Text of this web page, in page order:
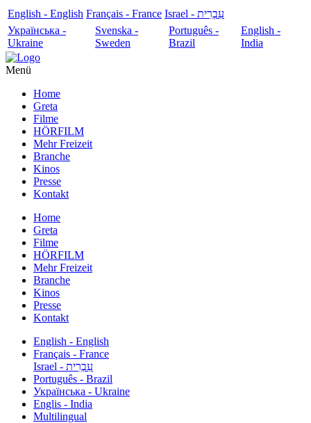
English - English Français - France
עִבְרִית - Israel
Українська -
Ukraine
Svenska -
Sweden
Português -
Brazil
English -
India
Menü
Home
Greta
Filme
HÖRFILM
Mehr Freizeit
Branche
Kinos
Presse
Kontakt
Home
Greta
Filme
HÖRFILM
Mehr Freizeit
Branche
Kinos
Presse
Kontakt
English - English
Français - France
עִבְרִית - Israel
Português - Brazil
Українська - Ukraine
Englis - India
Multilingual